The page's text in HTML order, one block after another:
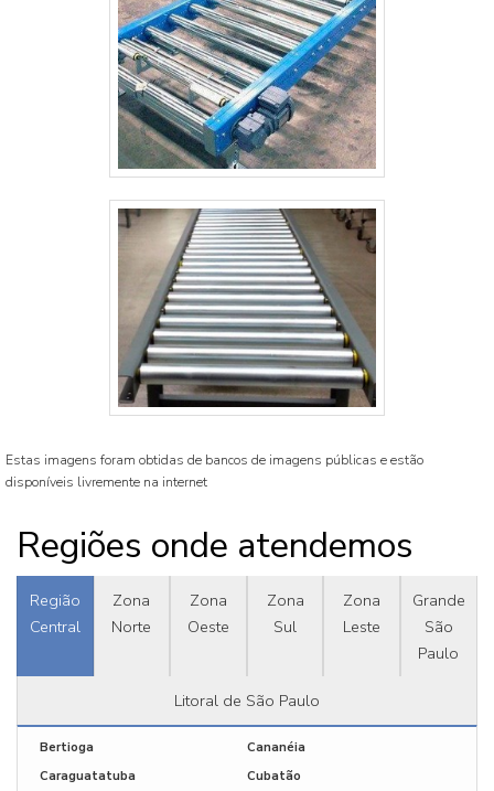
Estas imagens foram obtidas de bancos de imagens públicas e estão
disponíveis livremente na internet
Regiões onde atendemos
Região
Central
Zona
Norte
Zona
Oeste
Zona
Sul
Zona
Leste
Grande
São
Paulo
Litoral de São Paulo
Bertioga
Cananéia
Caraguatatuba
Cubatão